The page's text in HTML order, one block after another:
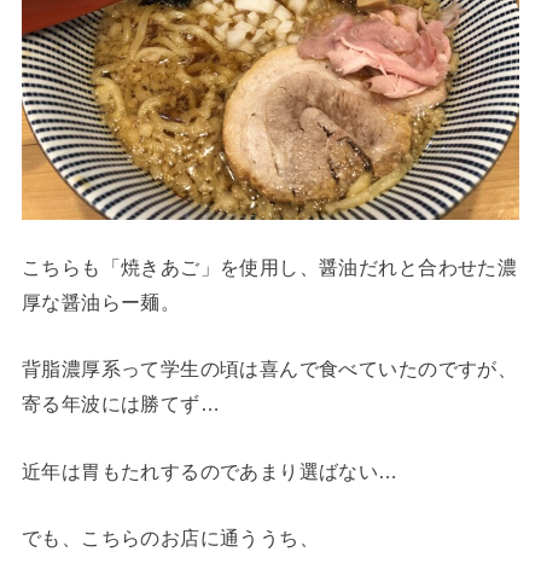
こちらも「焼きあご」を使用し、醤油だれと合わせた濃
厚な醤油らー麺。
背脂濃厚系って学生の頃は喜んで食べていたのですが、
寄る年波には勝てず…
近年は胃もたれするのであまり選ばない…
でも、こちらのお店に通ううち、